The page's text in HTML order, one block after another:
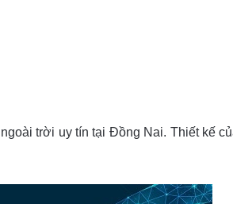
trời uy tín tại Đồng Nai. Thiết kế